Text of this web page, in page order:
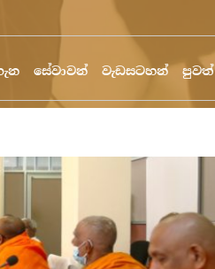
සේවාවන් වැඩසටහන් පුවත්